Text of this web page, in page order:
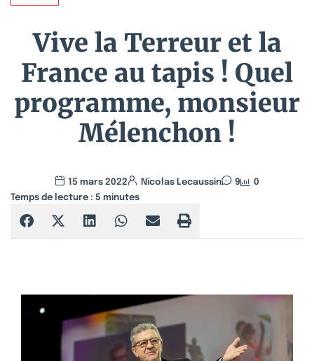
Vive la Terreur et la
France au tapis ! Quel
programme, monsieur
Mélenchon !
15 mars 2022 Nicolas Lecaussin 9
0
Temps de lecture : 5 minutes